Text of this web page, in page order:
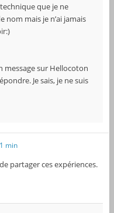
que je ne
nom mais je n’ai jamais
message sur Hellocoton
Je sais, je ne suis
min
partager ces expériences.